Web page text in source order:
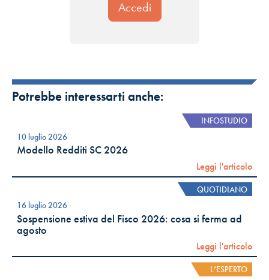
Potrebbe interessarti anche:
INFOSTUDIO
10 luglio 2026
Modello Redditi SC 2026
Leggi l'articolo
QUOTIDIANO
16 luglio 2026
Sospensione estiva del Fisco 2026: cosa si ferma ad
agosto
Leggi l'articolo
L’ESPERTO